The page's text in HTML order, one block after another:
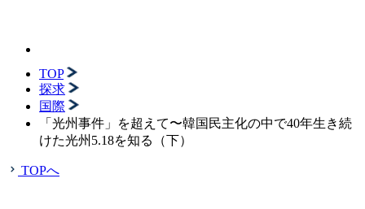
TOP
探求
国際
「光州事件」を超えて〜韓国民主化の中で40年生き続
けた光州5.18を知る（下）
TOPへ